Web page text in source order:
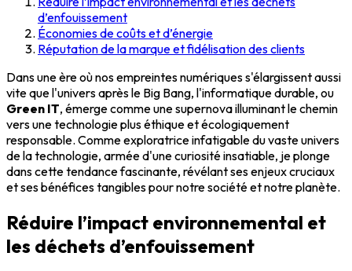
d’enfouissement
Économies de coûts et d’énergie
Réputation de la marque et fidélisation des clients
Dans une ère où nos empreintes numériques s'élargissent aussi
vite que l'univers après le Big Bang, l'informatique durable, ou
Green IT, émerge comme une supernova illuminant le chemin
vers une technologie plus éthique et écologiquement
responsable. Comme exploratrice infatigable du vaste univers
de la technologie, armée d'une curiosité insatiable, je plonge
dans cette tendance fascinante, révélant ses enjeux cruciaux
et ses bénéfices tangibles pour notre société et notre planète.
Réduire l’impact environnemental et
les déchets d’enfouissement